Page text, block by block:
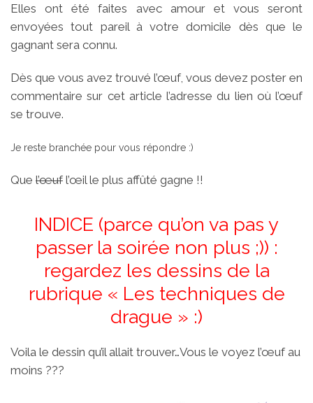
Elles ont été faites avec amour et vous seront
envoyées tout pareil à votre domicile dès que le
gagnant sera connu.
Dès que vous avez trouvé l’œuf, vous devez poster en
commentaire sur cet article l’adresse du lien où l’œuf
se trouve.
Je reste branchée pour vous répondre :)
Que l’œuf l’œil le plus affûté gagne !!
INDICE (parce qu’on va pas y
passer la soirée non plus ;)) :
regardez les dessins de la
rubrique « Les techniques de
drague » :)
Voila le dessin qu’il allait trouver…Vous le voyez l’œuf au
moins ???